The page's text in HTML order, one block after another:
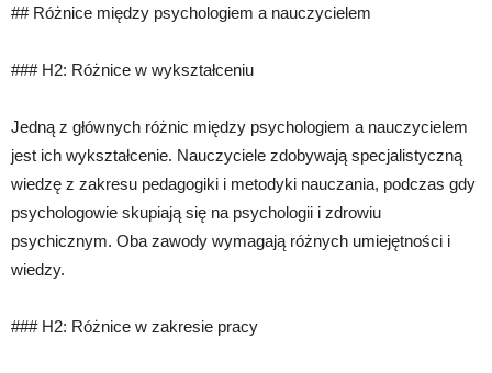
## Różnice między psychologiem a nauczycielem
### H2: Różnice w wykształceniu
Jedną z głównych różnic między psychologiem a nauczycielem
jest ich wykształcenie. Nauczyciele zdobywają specjalistyczną
wiedzę z zakresu pedagogiki i metodyki nauczania, podczas gdy
psychologowie skupiają się na psychologii i zdrowiu
psychicznym. Oba zawody wymagają różnych umiejętności i
wiedzy.
### H2: Różnice w zakresie pracy